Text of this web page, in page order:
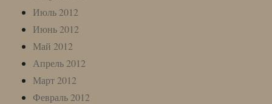
Июль 2012
Июнь 2012
Май 2012
Апрель 2012
Март 2012
Февраль 2012